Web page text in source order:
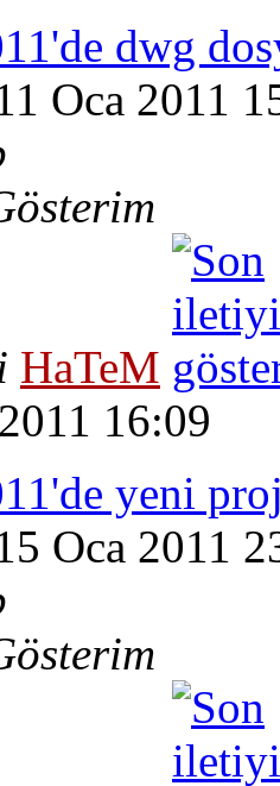
dwg
Oca 2011
HaTeM
16:09
yeni
Oca 2011